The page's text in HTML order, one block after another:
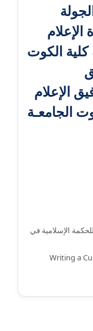
الكوت
الإعلام
الجامعـة
الإسلامية في
Writing a